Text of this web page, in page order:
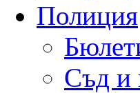
Полиция
Съд и